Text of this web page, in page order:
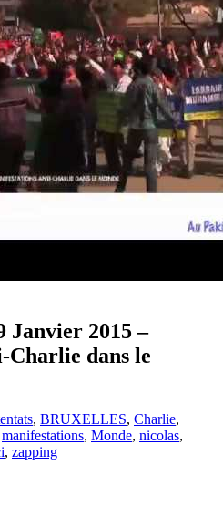
Janvier 2015 –
Charlie dans le
, BRUXELLES, Charlie,
manifestations, Monde, nicolas,
, zapping